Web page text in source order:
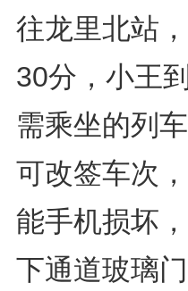
往龙里北站
30分，小王
需乘坐的列
可改签车次
能手机损坏
下通道玻璃